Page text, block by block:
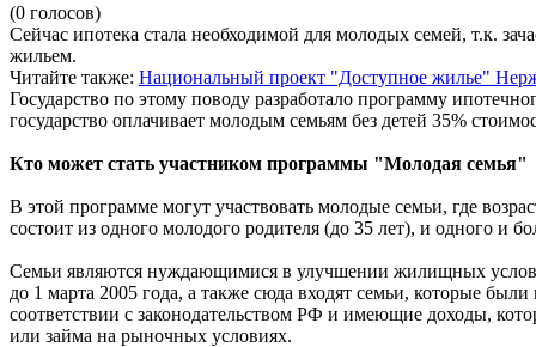
(0 голосов)
Сейчас ипотека стала необходимой для молодых семей, т.к.
жильем.
Читайте также: Национальный проект "Доступное жилье"
Государство по этому поводу разработало программу
государство оплачивает молодым семьям без детей 35%
Кто может стать участником программы "Молодая семья"
В этой программе могут участвовать молодые семьи, где
состоит из одного молодого родителя (до 35 лет), и одного и
Семьи являются нуждающимися в улучшении жилищных
до 1 марта 2005 года, а также сюда входят семьи, которые
соответствии с законодательством РФ и имеющие доходы,
или займа на рыночных условиях.